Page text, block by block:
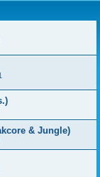
& Jungle)